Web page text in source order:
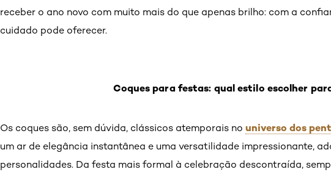
receber o ano novo com muito mais do que apenas brilho: com a
cuidado pode oferecer.
Coques para festas: qual estilo escolher
Os coques são, sem dúvida, clássicos atemporais no universo dos
um ar de elegância instantânea e uma versatilidade impressionante,
personalidades. Da festa mais formal à celebração descontraída,